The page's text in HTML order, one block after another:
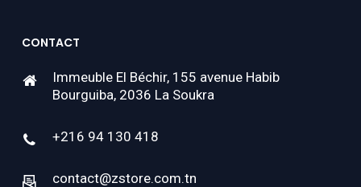
CONTACT
Immeuble El Béchir, 155 avenue Habib
Bourguiba, 2036 La Soukra
+216 94 130 418
contact@zstore.com.tn